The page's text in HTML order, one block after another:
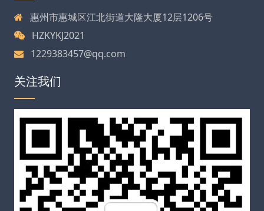
惠州市惠城区江北街道大隆大厦12层1206号
HZKYKJ2021
1229383457@qq.com
关注我们